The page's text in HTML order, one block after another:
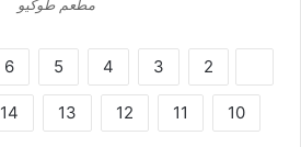
مطعم طوكيو
2
3
4
5
6
10
11
12
13
14